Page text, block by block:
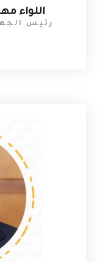
اللواء
رئيس